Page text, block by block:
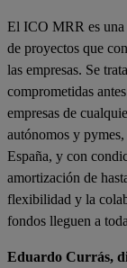
El ICO MRR es una
de proyectos que
las empresas. Se
comprometidas
empresas de
autónomos y
España, y con
amortización de
flexibilidad y la
fondos lleguen a
Eduardo Currás,